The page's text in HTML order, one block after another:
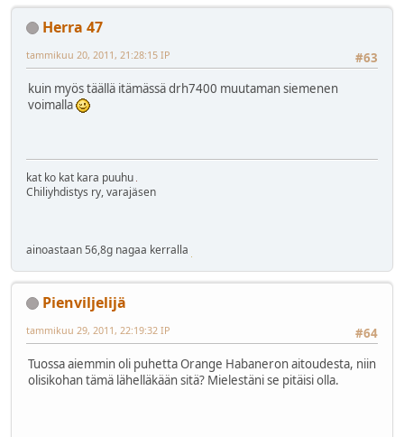
Herra 47
#63
tammikuu 20, 2011, 21:28:15 IP
kuin myös täällä itämässä drh7400 muutaman siemenen
voimalla
kat ko kat kara puuhu
Chiliyhdistys ry, varajäsen
ainoastaan 56,8g nagaa kerralla
Pienviljelijä
#64
tammikuu 29, 2011, 22:19:32 IP
Tuossa aiemmin oli puhetta Orange Habaneron aitoudesta, niin
olisikohan tämä lähelläkään sitä? Mielestäni se pitäisi olla.